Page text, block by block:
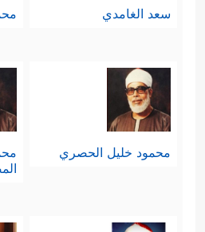
سعد الغامدي
محمود خليل الحصري